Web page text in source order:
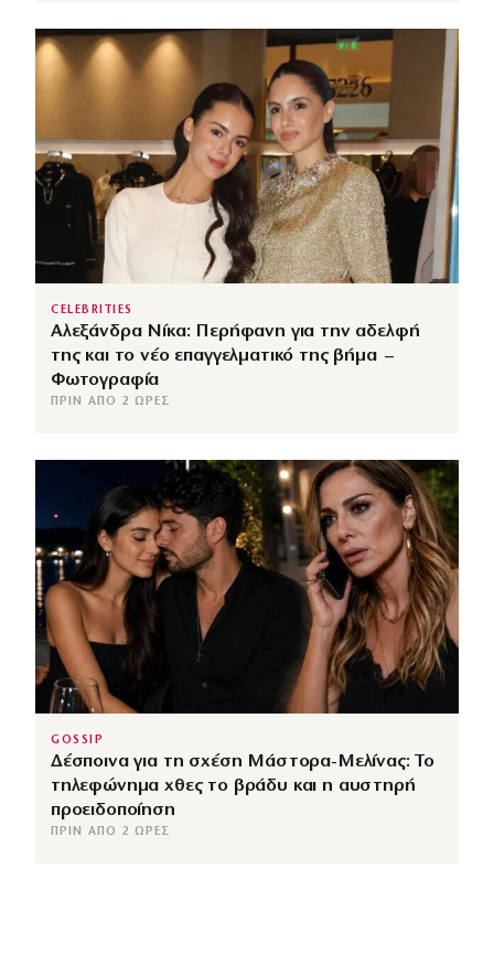
CELEBRITIES
Αλεξάνδρα Νίκα: Περήφανη για την αδελφή
της και το νέο επαγγελματικό της βήμα –
Φωτογραφία
ΠΡΙΝ ΑΠΌ 2 ΏΡΕΣ
GOSSIP
Δέσποινα για τη σχέση Μάστορα-Μελίνας: Το
τηλεφώνημα χθες το βράδυ και η αυστηρή
προειδοποίηση
ΠΡΙΝ ΑΠΌ 2 ΏΡΕΣ